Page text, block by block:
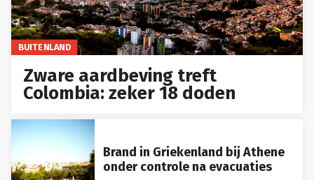
BUITENLAND
Zware aardbeving treft
Colombia: zeker 18 doden
Brand in Griekenland bij Athene
onder controle na evacuaties